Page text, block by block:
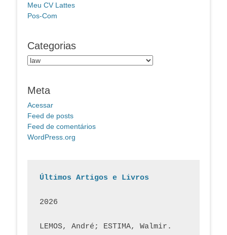
Meu CV Lattes
Pos-Com
Categorias
Categorias
Meta
Acessar
Feed de posts
Feed de comentários
WordPress.org
Últimos Artigos e Livros
2026